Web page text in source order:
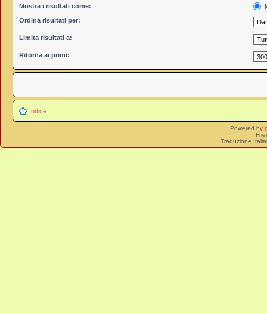
Mostra i risultati come:
Ordina risultati per:
Limita risultati a:
Ritorna ai primi:
Indice
Powered by
Traduzione